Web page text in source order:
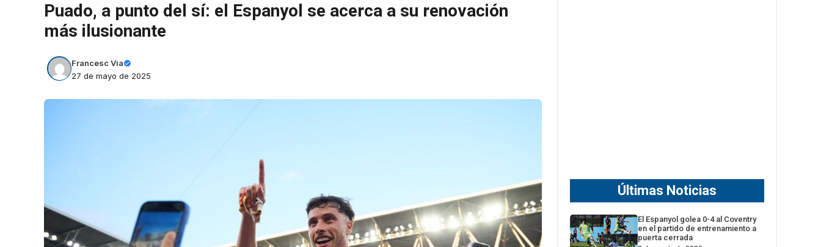
Puado, a punto del sí: el Espanyol se acerca a su renovación
más ilusionante
Francesc Via
27 de mayo de 2025
Últimas Noticias
El Espanyol golea 0-4 al Coventry
en el partido de entrenamiento a
puerta cerrada